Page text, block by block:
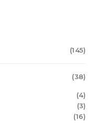
(145)
(38)
(4)
(3)
(16)